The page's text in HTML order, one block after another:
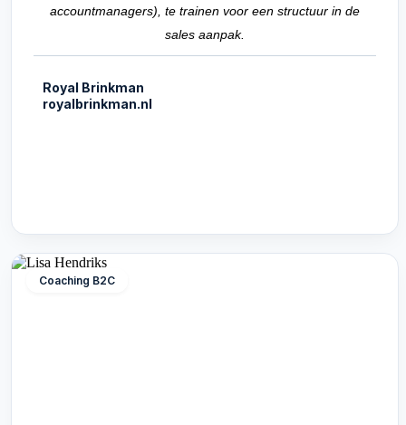
accountmanagers), te trainen voor een structuur in de
sales aanpak.
Royal Brinkman
royalbrinkman.nl
Coaching B2C